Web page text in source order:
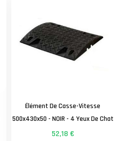
Élément De Casse-Vitesse
500x430x50 - NOIR - 4 Yeux De Chat
52,18 €